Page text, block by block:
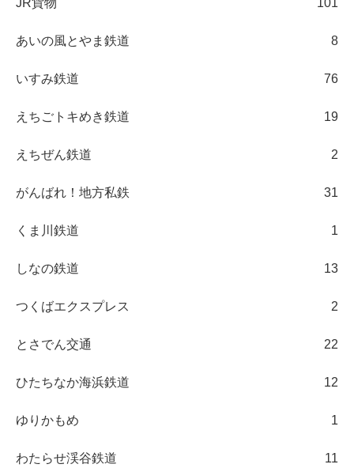
JR貨物 101
あいの風とやま鉄道 8
いすみ鉄道 76
えちごトキめき鉄道 19
えちぜん鉄道 2
がんばれ！地方私鉄 31
くま川鉄道 1
しなの鉄道 13
つくばエクスプレス 2
とさでん交通 22
ひたちなか海浜鉄道 12
ゆりかもめ 1
わたらせ渓谷鉄道 11